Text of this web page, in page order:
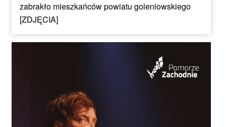
zabrakło mieszkańców powiatu goleniowskiego
[ZDJĘCIA]